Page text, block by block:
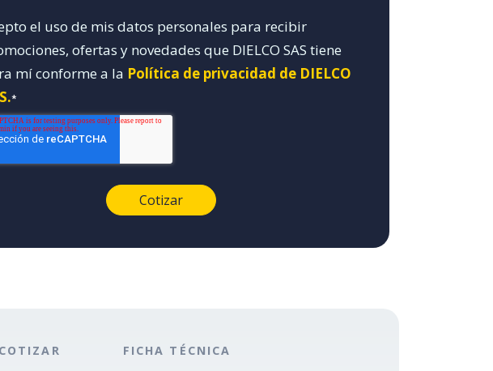
el uso de mis datos personales para recibir
ofertas y novedades que DIELCO SAS tiene
mí conforme a la Política de privacidad de DIELCO
*
COTIZAR FICHA TÉCNICA